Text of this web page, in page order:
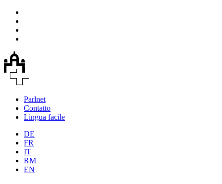
Parlnet
Contatto
Lingua facile
DE
FR
IT
RM
EN